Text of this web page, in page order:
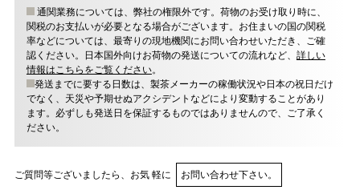
通関業務については、弊社の権限外です。荷物のお受け取り時に、
関税のお支払いが必要となる場合がございます。お住まいの国の関税
率などについては、最寄りの現地機関にお問い合わせいただき、ご確
認ください。日本国外向けお荷物の発送についての流れなど、 詳しい
情報はこちらをご覧ください。
発送までに要する日数は、製茶メーカーの稼働状況や日本の祝日だけ
でなく、天災や予期せぬアクシデントなどにより変動することがあり
ます。必ずしも発送日を保証するものではありませんので、ご了承く
ださい。
ご質問等ございましたら、お気 軽に お問い合わせ下さい。